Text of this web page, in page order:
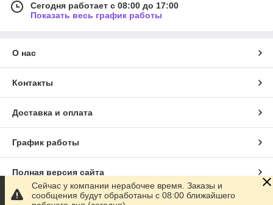
Сегодня работает с 08:00 до 17:00
Показать весь график работы
О нас
Контакты
Доставка и оплата
График работы
Полная версия сайта
Сайт создан на маркетплейсе
Сейчас у компании нерабочее время. Заказы и
сообщения будут обработаны с 08:00 ближайшего